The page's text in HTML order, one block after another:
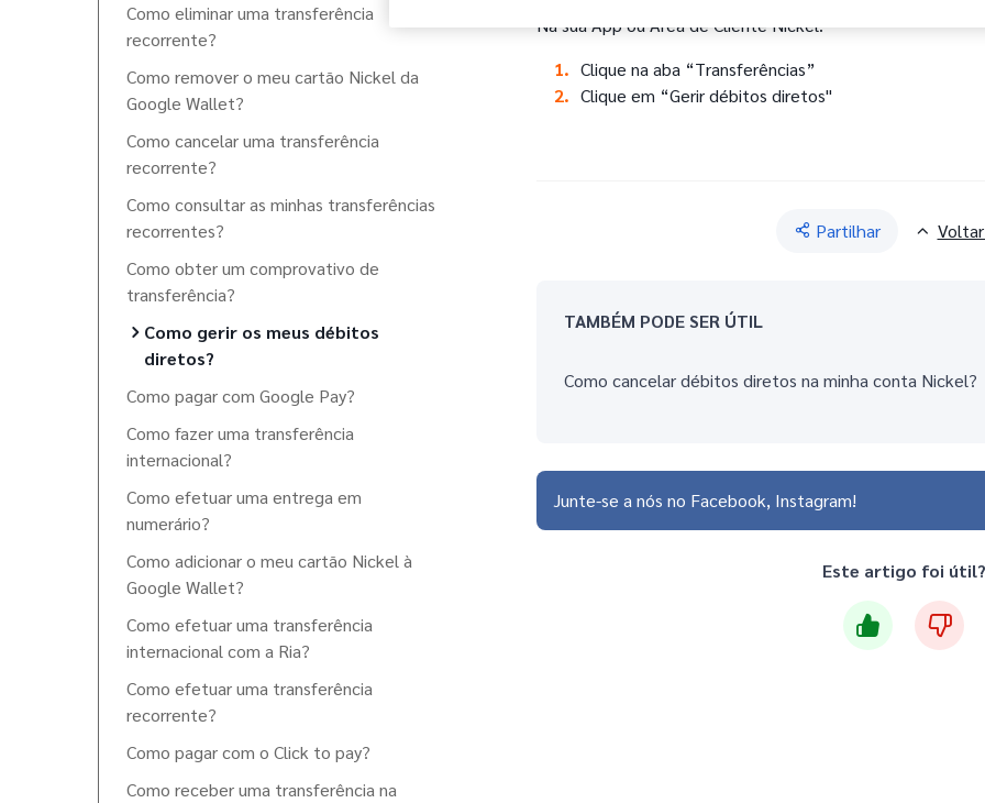
Como eliminar uma transferência
recorrente?
Como remover o meu cartão Nickel da
Google Wallet?
Como cancelar uma transferência
recorrente?
Como consultar as minhas transferências
recorrentes?
Como obter um comprovativo de
transferência?
Como gerir os meus débitos
diretos?
Como pagar com Google Pay?
Como fazer uma transferência
internacional?
Como efetuar uma entrega em
numerário?
Como adicionar o meu cartão Nickel à
Google Wallet?
Como efetuar uma transferência
internacional com a Ria?
Como efetuar uma transferência
recorrente?
Como pagar com o Click to pay?
Como receber uma transferência na
Na sua App ou Área de Cliente Nickel:
Clique na aba “Transferências”
Clique em “Gerir débitos diretos"
Partilhar
TAMBÉM PODE SER ÚTIL
Como cancelar débitos diretos na minha conta Nickel?
Junte-se a nós no Facebook Instagram
Este artigo foi útil?